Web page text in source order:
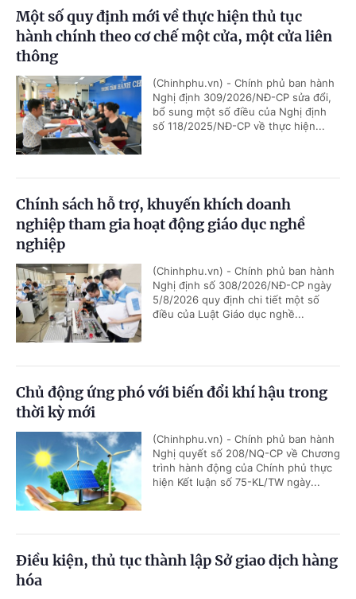
Một số quy định mới về thực hiện thủ tục
hành chính theo cơ chế một cửa, một cửa liên
thông
(Chinhphu.vn) - Chính phủ ban hành
Nghị định 309/2026/NĐ-CP sửa đổi,
bổ sung một số điều của Nghị định
số 118/2025/NĐ-CP về thực hiện...
Chính sách hỗ trợ, khuyến khích doanh
nghiệp tham gia hoạt động giáo dục nghề
nghiệp
(Chinhphu.vn) - Chính phủ ban hành
Nghị định số 308/2026/NĐ-CP ngày
5/8/2026 quy định chi tiết một số
điều của Luật Giáo dục nghề...
Chủ động ứng phó với biến đổi khí hậu trong
thời kỳ mới
(Chinhphu.vn) - Chính phủ ban hành
Nghị quyết số 208/NQ-CP về Chương
trình hành động của Chính phủ thực
hiện Kết luận số 75-KL/TW ngày...
Điều kiện, thủ tục thành lập Sở giao dịch hàng
hóa